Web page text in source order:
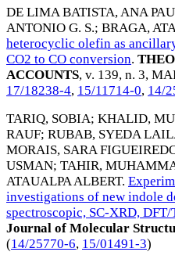
DE LIMA BATISTA, ANA
ANTONIO G. S.; BRAGA,
heterocyclic olefin as
CO2 to CO conversion.
ACCOUNTS, v. 139, n. 3,
17/18238-4, 15/11714-0, 14/
TARIQ, SOBIA; KHALID,
RAUF; RUBAB, SYEDA
MORAIS, SARA
USMAN; TAHIR,
ATAUALPA ALBERT.
investigations of new indole
spectroscopic, SC-XRD,
Journal of Molecular
(14/25770-6, 15/01491-3)